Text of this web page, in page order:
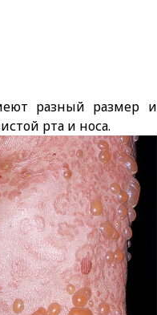
разный размер и
рта и носа.